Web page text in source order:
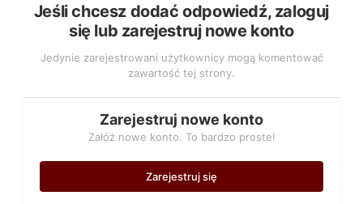
Jeśli chcesz dodać odpowiedź, zaloguj
się lub zarejestruj nowe konto
Jedynie zarejestrowani użytkownicy mogą komentować
zawartość tej strony.
Zarejestruj nowe konto
Załóż nowe konto. To bardzo proste!
Zarejestruj się